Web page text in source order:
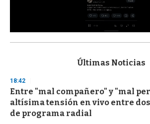
s
d
s
o
f
3
Últimas Noticias
18:42
Entre "mal compañero" y "mal
altísima tensión en vivo entre
de programa radial